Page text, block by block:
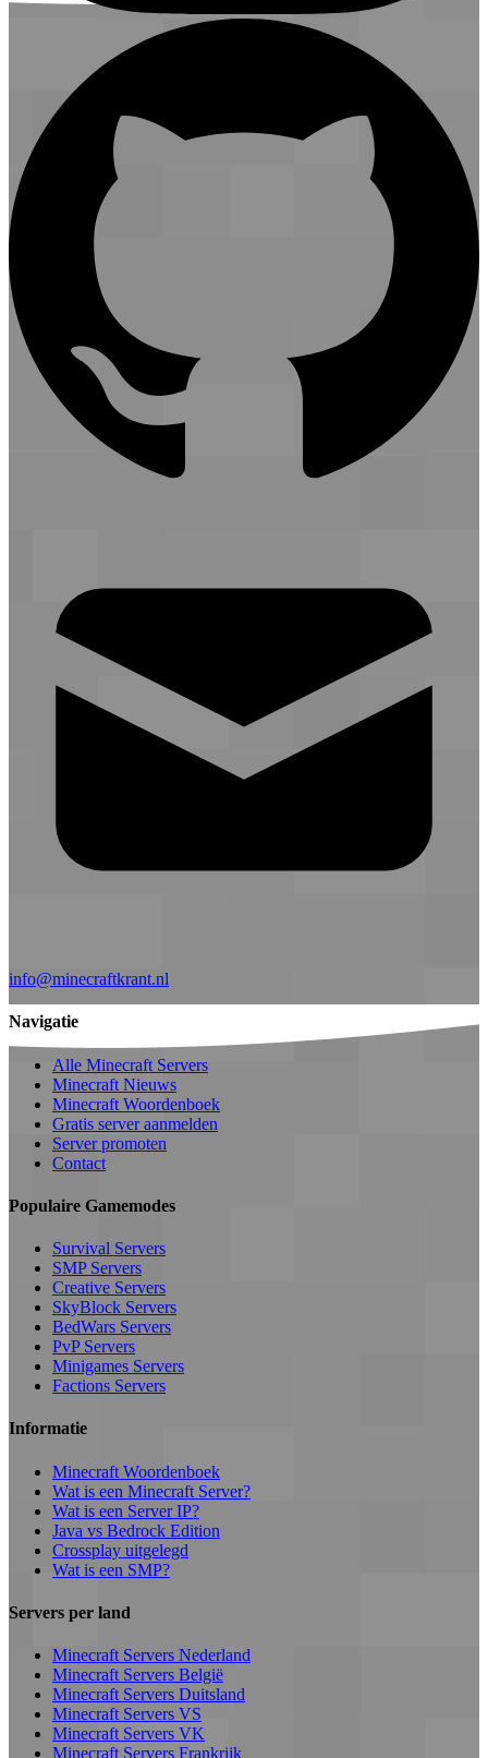
info@minecraftkrant.nl
Navigatie
Alle Minecraft Servers
Minecraft Nieuws
Minecraft Woordenboek
Gratis server aanmelden
Server promoten
Contact
Populaire Gamemodes
Survival Servers
SMP Servers
Creative Servers
SkyBlock Servers
BedWars Servers
PvP Servers
Minigames Servers
Factions Servers
Informatie
Minecraft Woordenboek
Wat is een Minecraft Server?
Wat is een Server IP?
Java vs Bedrock Edition
Crossplay uitgelegd
Wat is een SMP?
Servers per land
Minecraft Servers Nederland
Minecraft Servers België
Minecraft Servers Duitsland
Minecraft Servers VS
Minecraft Servers VK
Minecraft Servers Frankrijk